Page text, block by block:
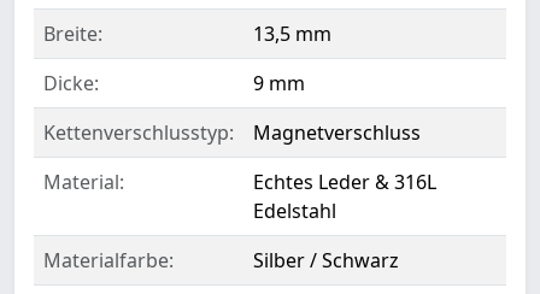
Breite:
13,5 mm
Dicke:
9 mm
Kettenverschlusstyp:
Magnetverschluss
Material:
Echtes Leder & 316L
Edelstahl
Materialfarbe:
Silber / Schwarz